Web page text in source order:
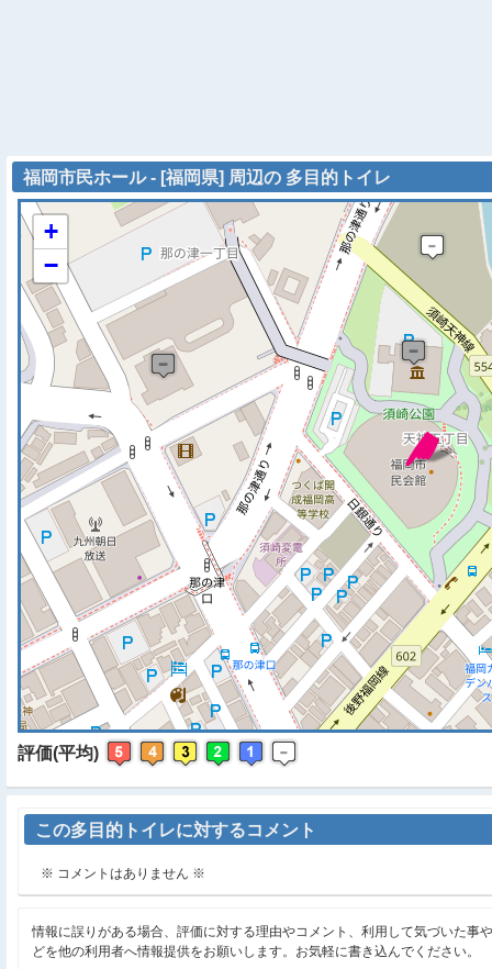
福岡市民ホール - [福岡県] 周辺の 多目的トイレ
※ マップを検索、表示
+
−
評価(平均)
この多目的トイレに対するコメント
※ コメントはありません ※
情報に誤りがある場合、評価に対する理由やコメント、利用して気づいた事
どを他の利用者へ情報提供をお願いします。お気軽に書き込んでください。